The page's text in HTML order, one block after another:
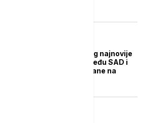
Pakistan zabrinut zbog najnovije
eskalacije tenzija između SAD i
Irana i pozvao obe strane na